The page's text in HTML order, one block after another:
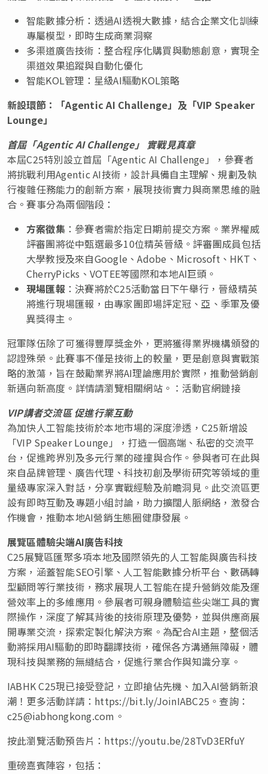
智能數據分析：透過AI透視大數據，結合企業文化訓練
專屬模型，即時生成商業洞察
多渠道廣告技術：整合程序化購買與動態創意，實現全
渠道效果追蹤與自動化優化
智能KOL管理：星級AI驅動KOL策略
新設環節：「Agentic AI Challenge」及「VIP Speaker
Lounge」
首屆「Agentic AI Challenge」 實戰見真章
本屆C25特別設立首屆「Agentic AI Challenge」，參賽者
將挑戰利用Agentic AI技術，設計具備自主理解、規劃及執
行複雜任務能力的創新方案，展現技術實力與商業思維的融
合。賽事分為兩個階段：
方案徵集：參賽者需於指定日期前提交方案。業界權威
評審團將從中甄選最多10位精英晉級。評審團成員包括
大學教授及來自Google、Adobe、Microsoft、HKT、
CherryPicks、VOTEE等國際和本地AI巨頭。
現場匯報：決賽將於C25活動當日下午舉行，晉級精英
將進行現場匯報，由專家團即場評定冠、亞、季軍及優
異獎得主。
冠軍隊伍除了可獲得豐厚獎金外，更將獲得業界機構頒發的
認證殊榮。此賽事不僅是技術上的較量，更是創意與實戰策
略的激蕩，旨在鼓勵業界將AI理論應用於實際，推動營銷創
新邁向新高度。詳情請瀏覽相關網站。：活動官網鏈接
VIP講者交流區 促進行業互動
為加快人工智能技術於本地市場的深度滲透，C25新增設
「VIP Speaker Lounge」，打造一個高端、私密的交流平
台，促進跨界別及多元行業的碰撞與合作。參與者可在此與
來自品牌管理、廣告代理、科技初創及學術研究等領域的重
量級專家深入對話，分享實戰經驗及前瞻洞見。此交流區更
設有即時互動及專題小組討論，助力擴闊人脈網絡，激發合
作機會，推動本地AI營銷生態圈健康發展。
展覽區體驗尖端AI廣告科技
C25展覽區匯聚多項本地及國際領先的人工智能與廣告科技
方案，涵蓋智能SEO引擎、人工智能數據分析平台、數碼轉
型顧問等行業技術，務求展現人工智能在提升營銷效能及運
營效率上的多維應用。參展者可親身體驗這些尖端工具的實
際操作，深度了解其背後的技術原理及優勢，並與供應商展
開專業交流，探索定製化解決方案。為配合AI主題，整個活
動將採用AI驅動的即時翻譯技術，確保各方溝通無障礙，體
現科技與業務的無縫結合，促進行業合作與知識分享。
IABHK C25現已接受登記，立即搶佔先機、加入AI營銷新浪
潮！更多活動詳請：https://bit.ly/JoinIABC25。 查詢：
c25@iabhongkong.com 。
按此瀏覽活動預告片：https://youtu.be/28TvD3ERfuY
重磅嘉賓陣容，包括：